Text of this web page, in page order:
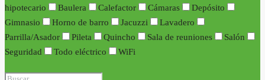
hipotecario
Baulera Calefactor Cámaras
Depósito
Gimnasio
Horno de barro Jacuzzi
Lavadero
Parrilla/Asador
Pileta Quincho Sala de reuniones
Salón
Seguridad
Todo eléctrico WiFi